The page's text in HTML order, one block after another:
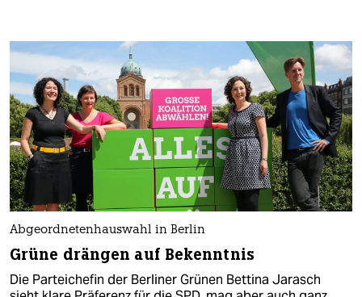
Abgeordnetenhauswahl in Berlin
Grüne drängen auf Bekenntnis
Die Parteichefin der Berliner Grünen Bettina Jarasch